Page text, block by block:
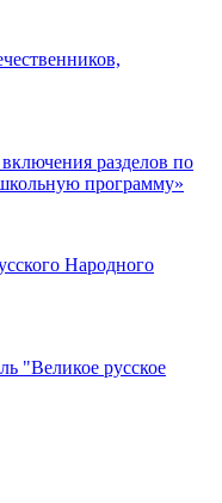
разделов по
программу»
Народного
"Великое русское